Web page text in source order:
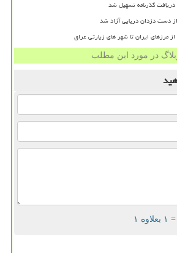
دریافت گذرنامه تسهیل شد
از دست دزدان دریایی آزاد شد
از مرزهای ایران تا شهر های زیارتی عراق
در مورد این مطلب
= ۱ بعلاوه ۱